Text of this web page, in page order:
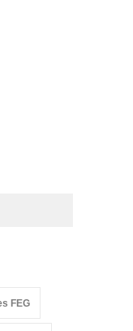
FEG